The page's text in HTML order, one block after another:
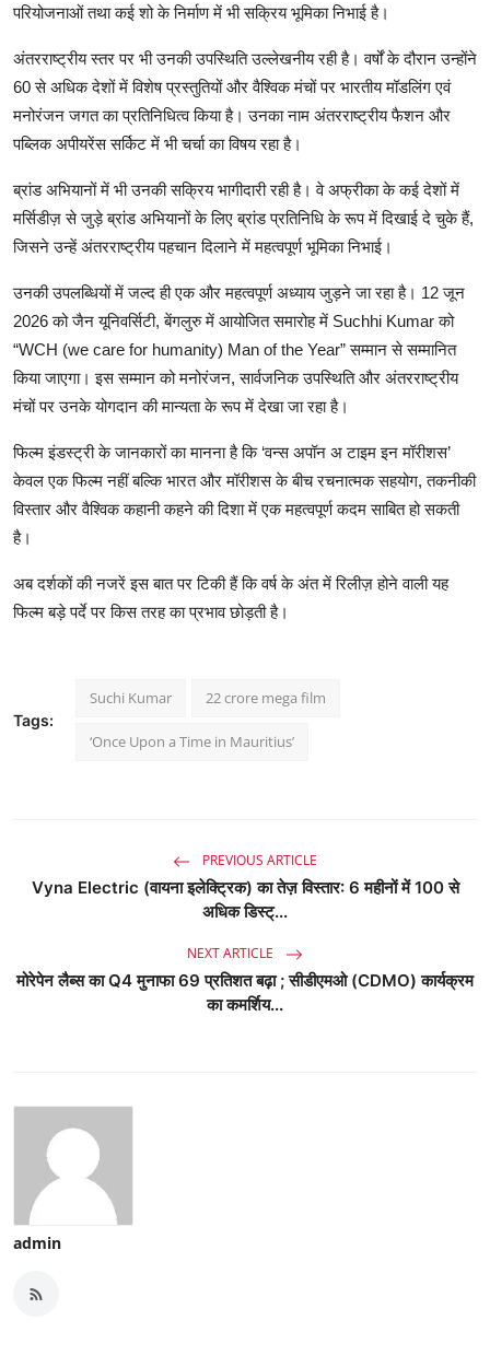
परियोजनाओं तथा कई शो के निर्माण में भी सक्रिय भूमिका निभाई है।
अंतरराष्ट्रीय स्तर पर भी उनकी उपस्थिति उल्लेखनीय रही है। वर्षों के दौरान उन्होंने
60से अधिक देशों में विशेष प्रस्तुतियों और वैश्विक मंचों पर भारतीय मॉडलिंग एवं
मनोरंजन जगत का प्रतिनिधित्व किया है। उनका नाम अंतरराष्ट्रीय फैशन और
पब्लिक अपीयरेंस सर्किट में भी चर्चा का विषय रहा है।
ब्रांड अभियानों में भी उनकी सक्रिय भागीदारी रही है। वे अफ्रीका के कई देशों में
मर्सिडीज़ से जुड़े ब्रांड अभियानों के लिए ब्रांड प्रतिनिधि के रूप में दिखाई दे चुके हैं,
जिसने उन्हें अंतरराष्ट्रीय पहचान दिलाने में महत्वपूर्ण भूमिका निभाई।
उनकी उपलब्धियों में जल्द ही एक और महत्वपूर्ण अध्याय जुड़ने जा रहा है। 12जून
2026को जैन यूनिवर्सिटी,बेंगलुरु में आयोजित समारोह में Suchhi Kumarको
“WCH (we care for humanity) Man of the Year”सम्मान से सम्मानित
किया जाएगा। इस सम्मान को मनोरंजन,सार्वजनिक उपस्थिति और अंतरराष्ट्रीय
मंचों पर उनके योगदान की मान्यता के रूप में देखा जा रहा है।
फिल्म इंडस्ट्री के जानकारों का मानना है कि‘वन्स अपॉन अ टाइम इन मॉरीशस’
केवल एक फिल्म नहीं बल्कि भारत और मॉरीशस के बीच रचनात्मक सहयोग,तकनीकी
विस्तार और वैश्विक कहानी कहने की दिशा में एक महत्वपूर्ण कदम साबित हो सकती
है।
अब दर्शकों की नजरें इस बात पर टिकी हैं कि वर्ष के अंत में रिलीज़ होने वाली यह
फिल्म बड़े पर्दे पर किस तरह का प्रभाव छोड़ती है।
Tags:
Suchi Kumar 22 crore mega film
‘Once Upon a Time in Mauritius’
PREVIOUS ARTICLE
Vyna Electric (वायना इलेक्ट्रिक) का तेज़ विस्तार: 6 महीनों में 100 से
अधिक डिस्ट्...
NEXT ARTICLE
मोरेपेन लैब्स का Q4 मुनाफा 69 प्रतिशत बढ़ा ; सीडीएमओ (CDMO) कार्यक्रम
का कमर्शिय...
admin